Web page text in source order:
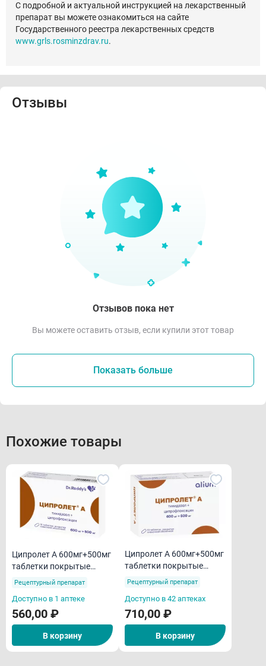
С подробной и актуальной инструкцией на лекарственный
препарат вы можете ознакомиться на сайте
Государственного реестра лекарственных средств
www.grls.rosminzdrav.ru.
Отзывы
Отзывов пока нет
Вы можете оставить отзыв, если купили этот товар
Показать больше
Похожие товары
Ципролет А 600мг+500мг
таблетки покрытые
пленочной оболочкой
Рецептурный препарат
Доступно в 1 аптеке
560,00 ₽
В корзину
Ципролет А 600мг+500мг
таблетки покрытые
пленочной оболочкой
Рецептурный препарат
Доступно в 42 аптеках
710,00 ₽
В корзину